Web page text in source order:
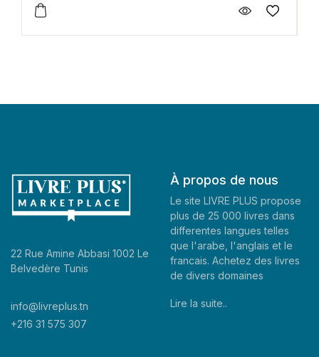
22 Rue Amine Abbasi 1002 Le
Belvedère Tunis
info@livreplus.tn
+216 31 575 307
À propos de nous
Le site LIVRE PLUS propose
plus de 25 000 livres dans
differentes langues telles
que l'arabe, l'anglais et le
francais. Achetez des livres
de divers domaines
Lire la suite..